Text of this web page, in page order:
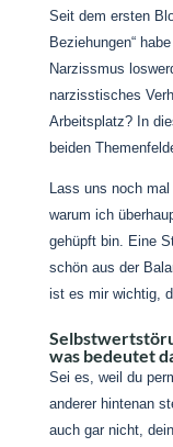
Seit dem ersten
Beziehungen“
Narzissmus
narzisstisches
Arbeitsplatz? In
beiden
Lass uns noch
warum ich
gehüpft bin. Eine
schön aus der
ist es mir wichtig,
was bedeutet
Sei es, weil du
anderer hintenan
auch gar nicht,